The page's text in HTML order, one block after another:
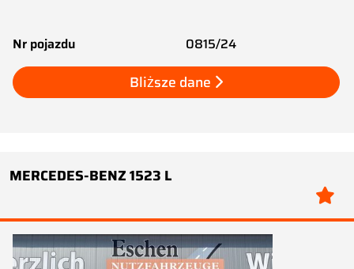
Nr pojazdu 0815/24
Bliższe dane
MERCEDES-BENZ 1523 L